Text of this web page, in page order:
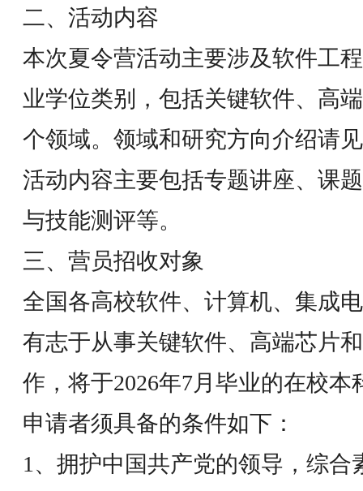
二、活动内容
本次夏令营活动主要涉及软件工
业学位类别，包括关键软件、高
个领域。领域和研究方向介绍请
活动内容主要包括专题讲座、课
与技能测评等。
三、营员招收对象
全国各高校软件、计算机、集成
有志于从事关键软件、高端芯片
作，将于2026年7月毕业的在校本
申请者须具备的条件如下：
1、拥护中国共产党的领导，综合